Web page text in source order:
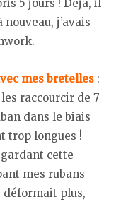
5 jours ! Déjà, il
j’avais
mes bretelles :
raccourcir de 7
dans le biais
trop longues !
cette
mes rubans
déformait plus,